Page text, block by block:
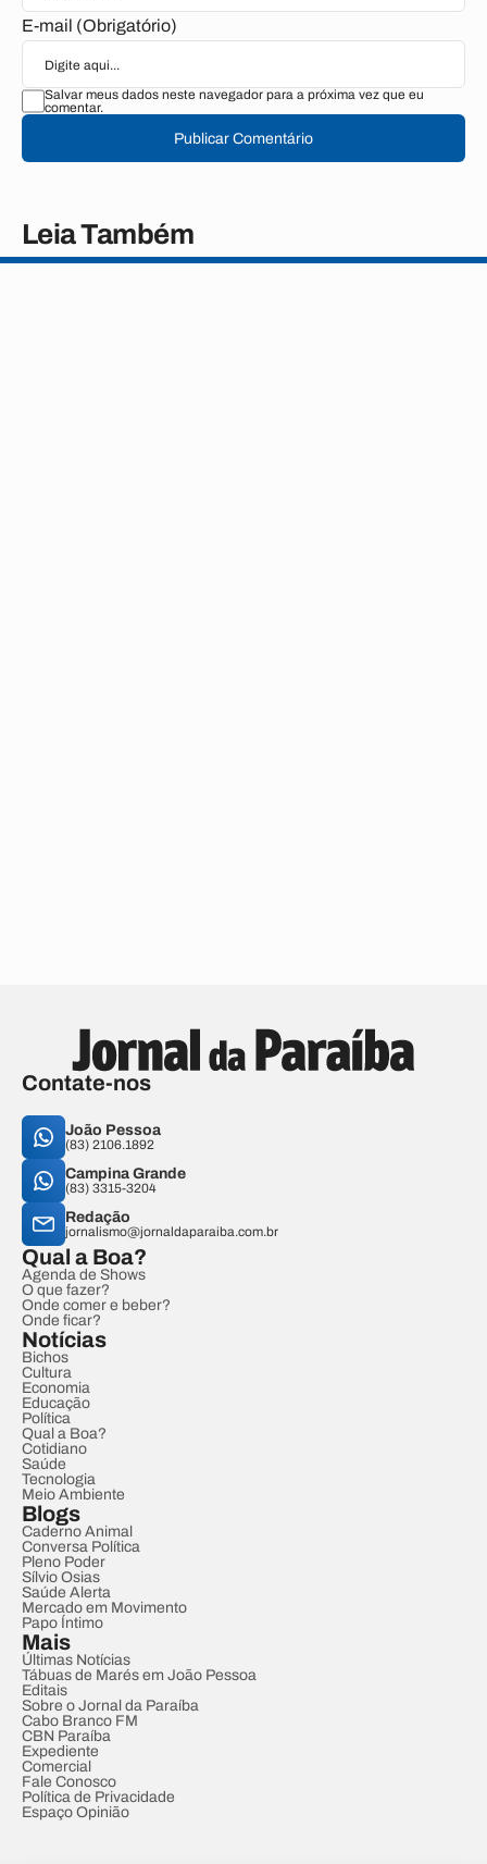
E-mail (Obrigatório)
Salvar meus dados neste navegador para a próxima vez que eu
comentar.
Publicar Comentário
Leia Também
Contate-nos
João Pessoa
(83) 2106.1892
Campina Grande
(83) 3315-3204
Redação
jornalismo@jornaldaparaiba.com.br
Qual a Boa?
Agenda de Shows
O que fazer?
Onde comer e beber?
Onde ficar?
Notícias
Bichos
Cultura
Economia
Educação
Política
Qual a Boa?
Cotidiano
Saúde
Tecnologia
Meio Ambiente
Blogs
Caderno Animal
Conversa Política
Pleno Poder
Sílvio Osias
Saúde Alerta
Mercado em Movimento
Papo Íntimo
Mais
Últimas Notícias
Tábuas de Marés em João Pessoa
Editais
Sobre o Jornal da Paraíba
Cabo Branco FM
CBN Paraíba
Expediente
Comercial
Fale Conosco
Política de Privacidade
Espaço Opinião